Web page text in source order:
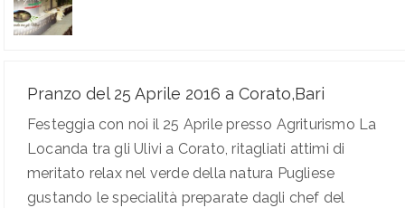
Pranzo del 25 Aprile 2016 a Corato,Bari
Festeggia con noi il 25 Aprile presso Agriturismo La
Locanda tra gli Ulivi a Corato, ritagliati attimi di
meritato relax nel verde della natura Pugliese
gustando le specialità preparate dagli chef del